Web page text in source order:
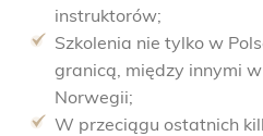
instruktorów;
Szkolenia nie tylko w
granicą, między innymi
Norwegii;
W przeciągu ostatnich